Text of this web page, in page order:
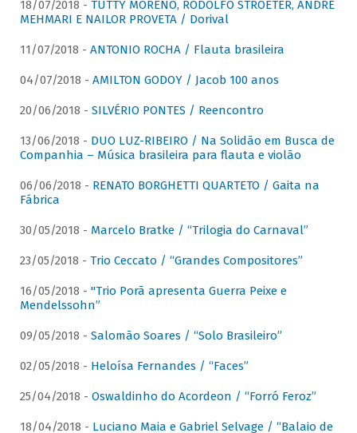
18/07/2018 - TUTTY MORENO, RODOLFO STROETER, ANDRÉ
MEHMARI E NAILOR PROVETA / Dorival
11/07/2018 - ANTONIO ROCHA / Flauta brasileira
04/07/2018 - AMILTON GODOY / Jacob 100 anos
20/06/2018 - SILVÉRIO PONTES / Reencontro
13/06/2018 - DUO LUZ-RIBEIRO / Na Solidão em Busca de
Companhia – Música brasileira para flauta e violão
06/06/2018 - RENATO BORGHETTI QUARTETO / Gaita na
Fábrica
30/05/2018 - Marcelo Bratke / “Trilogia do Carnaval”
23/05/2018 - Trio Ceccato / “Grandes Compositores”
16/05/2018 - "Trio Porã apresenta Guerra Peixe e
Mendelssohn”
09/05/2018 - Salomão Soares / “Solo Brasileiro”
02/05/2018 - Heloísa Fernandes / “Faces”
25/04/2018 - Oswaldinho do Acordeon / “Forró Feroz”
18/04/2018 - Luciano Maia e Gabriel Selvage / “Balaio de